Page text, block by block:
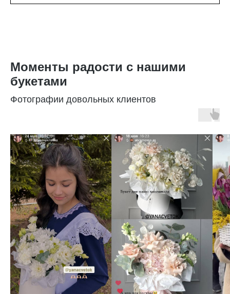
Моменты радости с нашими
букетами
Фотографии довольных клиентов